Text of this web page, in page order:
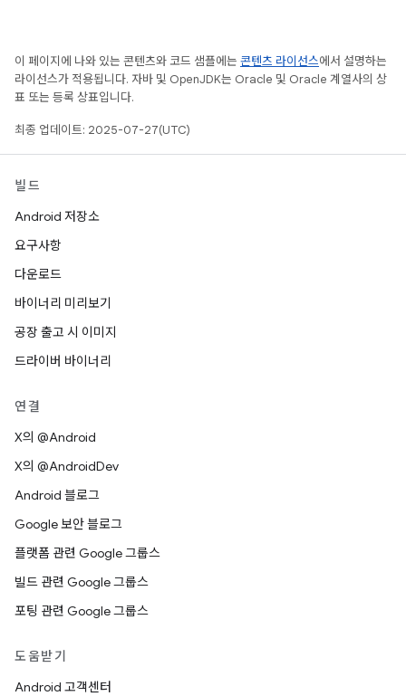
이 페이지에 나와 있는 콘텐츠와 코드 샘플에는 콘텐츠 라이선스에서 설명하는
라이선스가 적용됩니다. 자바 및 OpenJDK는 Oracle 및 Oracle 계열사의 상
표 또는 등록 상표입니다.
최종 업데이트: 2025-07-27(UTC)
빌드
Android 저장소
요구사항
다운로드
바이너리 미리보기
공장 출고 시 이미지
드라이버 바이너리
연결
X의 @Android
X의 @AndroidDev
Android 블로그
Google 보안 블로그
플랫폼 관련 Google 그룹스
빌드 관련 Google 그룹스
포팅 관련 Google 그룹스
도움받기
Android 고객센터